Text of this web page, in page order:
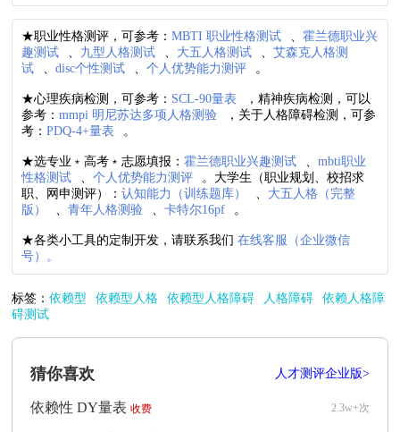
★职业性格测评，可参考：MBTI 职业性格测试 、霍兰德职业兴
趣测试
、 九型人格测试 、 大五人格测试 、艾森克人格测
试
、disc个性测试 、个人优势能力测评 。
★心理疾病检测，可参考： SCL-90量表
，精神疾病检测，可以
参考：mmpi 明尼苏达多项人格测验
，关于人格障碍检测，可参
考：PDQ-4+量表 。
★选专业﹡高考﹡志愿填报：霍兰德职业兴趣测试 、mbti职业
性格测试
、个人优势能力测评
。大学生（职业规划、校招求
职、网申测评）：认知能力（训练题库） 、 大五人格（完整
版）
、青年人格测验 、卡特尔16pf 。
★各类小工具的定制开发，请联系我们在线客服（企业微信
号）。
标签：依赖型 依赖型人格 依赖型人格障碍 人格障碍
依赖人格障
碍测试
人才测评企业版>
猜你喜欢
2.3w+次
依赖性 DY量表 收费